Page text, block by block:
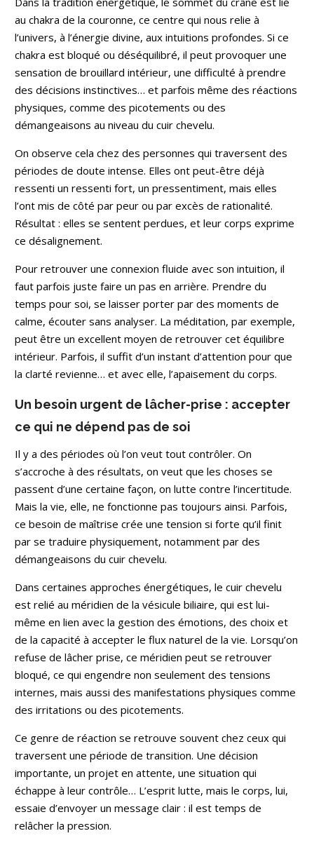
au chakra de la couronne, ce centre qui nous relie à
l’univers, à l’énergie divine, aux intuitions profondes. Si ce
chakra est bloqué ou déséquilibré, il peut provoquer une
sensation de brouillard intérieur, une difficulté à prendre
des décisions instinctives… et parfois même des réactions
physiques, comme des picotements ou des
démangeaisons au niveau du cuir chevelu.
On observe cela chez des personnes qui traversent des
périodes de doute intense. Elles ont peut-être déjà
ressenti un ressenti fort, un pressentiment, mais elles
l’ont mis de côté par peur ou par excès de rationalité.
Résultat : elles se sentent perdues, et leur corps exprime
ce désalignement.
Pour retrouver une connexion fluide avec son intuition, il
faut parfois juste faire un pas en arrière. Prendre du
temps pour soi, se laisser porter par des moments de
calme, écouter sans analyser. La méditation, par exemple,
peut être un excellent moyen de retrouver cet équilibre
intérieur. Parfois, il suffit d’un instant d’attention pour que
la clarté revienne… et avec elle, l’apaisement du corps.
Un besoin urgent de lâcher-prise : accepter
ce qui ne dépend pas de soi
Il y a des périodes où l’on veut tout contrôler. On
s’accroche à des résultats, on veut que les choses se
passent d’une certaine façon, on lutte contre l’incertitude.
Mais la vie, elle, ne fonctionne pas toujours ainsi. Parfois,
ce besoin de maîtrise crée une tension si forte qu’il finit
par se traduire physiquement, notamment par des
démangeaisons du cuir chevelu.
Dans certaines approches énergétiques, le cuir chevelu
est relié au méridien de la vésicule biliaire, qui est lui-
même en lien avec la gestion des émotions, des choix et
de la capacité à accepter le flux naturel de la vie. Lorsqu’on
refuse de lâcher prise, ce méridien peut se retrouver
bloqué, ce qui engendre non seulement des tensions
internes, mais aussi des manifestations physiques comme
des irritations ou des picotements.
Ce genre de réaction se retrouve souvent chez ceux qui
traversent une période de transition. Une décision
importante, un projet en attente, une situation qui
échappe à leur contrôle… L’esprit lutte, mais le corps, lui,
essaie d’envoyer un message clair : il est temps de
relâcher la pression.